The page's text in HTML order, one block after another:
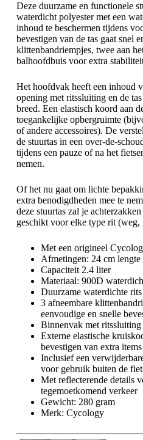
Deze duurzame en functionele
waterdicht polyester met een
inhoud te beschermen tijdens
bevestigen van de tas gaat snel
klittenbandriempjes, twee aan
balhoofdbuis voor extra
Het hoofdvak heeft een inhoud
opening met ritssluiting en de
breed. Een elastisch koord aan
toegankelijke opbergruimte
of andere accessoires). De
de stuurtas in een over-de-
tijdens een pauze of na het
nemen.
Of het nu gaat om lichte
extra benodigdheden mee te
deze stuurtas zal je
geschikt voor elke type rit (weg,
Met een origineel
Afmetingen: 24 cm lengte
Capaciteit 2.4 liter
Materiaal: 900D
Duurzame waterdichte rits
3 afneembare
eenvoudige en snelle
Binnenvak met
Externe elastische
bevestigen van extra items
Inclusief een
voor gebruik buiten de
Met reflecterende details
tegemoetkomend verkeer
Gewicht: 280 gram
Merk: Cycology